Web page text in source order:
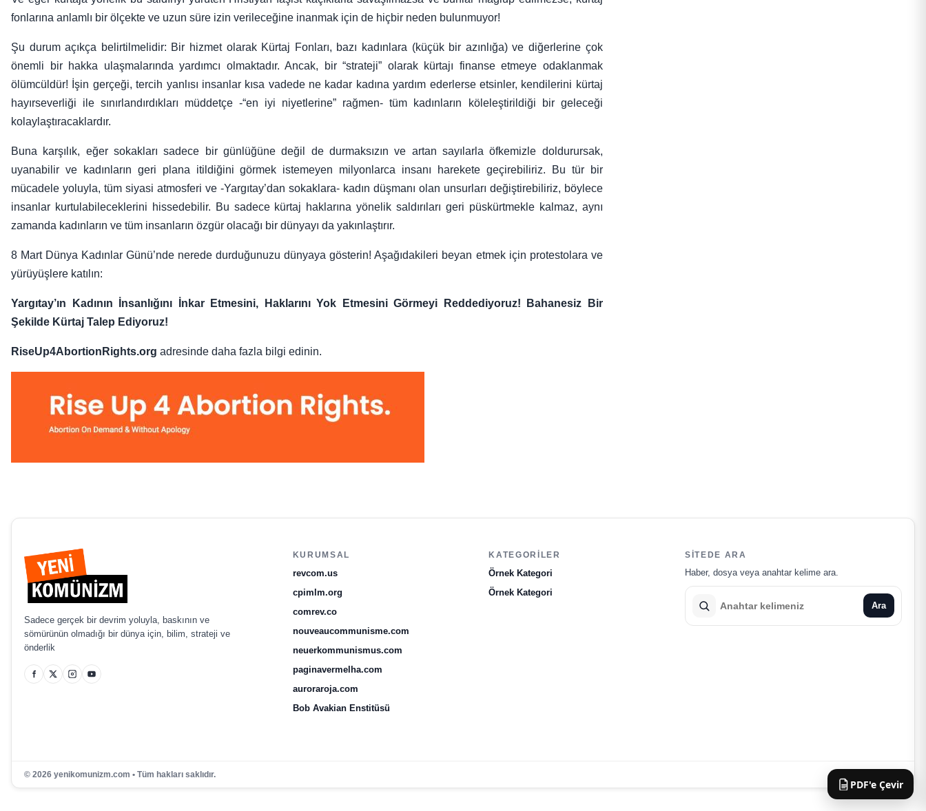
fonlarına anlamlı bir ölçekte ve uzun süre izin verileceğine inanmak için de hiçbir neden bulunmuyor!
Şu durum açıkça belirtilmelidir: Bir hizmet olarak Kürtaj Fonları, bazı kadınlara (küçük bir azınlığa) ve diğerlerine çok
önemli bir hakka ulaşmalarında yardımcı olmaktadır. Ancak, bir “strateji” olarak kürtajı finanse etmeye odaklanmak
ölümcüldür! İşin gerçeği, tercih yanlısı insanlar kısa vadede ne kadar kadına yardım ederlerse etsinler, kendilerini kürtaj
hayırseverliği ile sınırlandırdıkları müddetçe -“en iyi niyetlerine” rağmen- tüm kadınların köleleştirildiği bir geleceği
kolaylaştıracaklardır.
Buna karşılık, eğer sokakları sadece bir günlüğüne değil de durmaksızın ve artan sayılarla öfkemizle doldurursak,
uyanabilir ve kadınların geri plana itildiğini görmek istemeyen milyonlarca insanı harekete geçirebiliriz. Bu tür bir
mücadele yoluyla, tüm siyasi atmosferi ve -Yargıtay’dan sokaklara- kadın düşmanı olan unsurları değiştirebiliriz, böylece
insanlar kurtulabileceklerini hissedebilir. Bu sadece kürtaj haklarına yönelik saldırıları geri püskürtmekle kalmaz, aynı
zamanda kadınların ve tüm insanların özgür olacağı bir dünyayı da yakınlaştırır.
8 Mart Dünya Kadınlar Günü’nde nerede durduğunuzu dünyaya gösterin! Aşağıdakileri beyan etmek için protestolara ve
yürüyüşlere katılın:
Yargıtay’ın Kadının İnsanlığını İnkar Etmesini, Haklarını Yok Etmesini Görmeyi Reddediyoruz! Bahanesiz Bir
Şekilde Kürtaj Talep Ediyoruz!
RiseUp4AbortionRights.org adresinde daha fazla bilgi edinin.
Sadece gerçek bir devrim yoluyla, baskının ve
sömürünün olmadığı bir dünya için, bilim, strateji ve
önderlik
KURUMSAL
revcom.us
cpimlm.org
comrev.co
nouveaucommunisme.com
neuerkommunismus.com
paginavermelha.com
auroraroja.com
Bob Avakian Enstitüsü
KATEGORILER
Örnek Kategori
Örnek Kategori
SITEDE ARA
Haber, dosya veya anahtar kelime ara.
Ara
© 2026 yenikomunizm.com • Tüm hakları saklıdır.
PDF'e Çevir